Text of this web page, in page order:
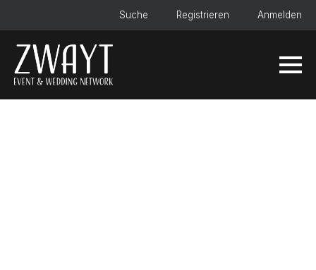
Suche Registrieren Anmelden